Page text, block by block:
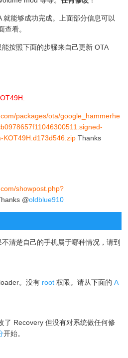
就能够成功完成。上面部分信息可以
查看。
按照下面的步骤来自己更新 OTA
packages/ota/google_hammerhe
KOT49H.d173d546.zip Thanks
showpost.php?
@oldblue910
清楚自己的手机属于哪种情况，请到
。没有 root 权限。请从下面的A
了 Recovery 但没有对系统做任何修
开始。